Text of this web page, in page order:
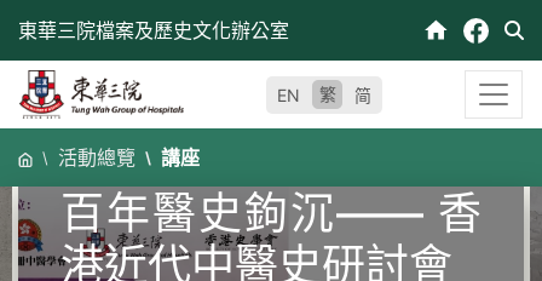
東華三院檔案及歷史文化辦公室
EN 繁 简
活動總覽 講座
「海風寄語：細說百
年香港與東華」專題
講座